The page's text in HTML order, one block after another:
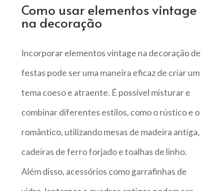
Como usar elementos vintage
na decoração
Incorporar elementos vintage na decoração de
festas pode ser uma maneira eficaz de criar um
tema coeso e atraente. É possível misturar e
combinar diferentes estilos, como o rústico e o
romântico, utilizando mesas de madeira antiga,
cadeiras de ferro forjado e toalhas de linho.
Além disso, acessórios como garrafinhas de